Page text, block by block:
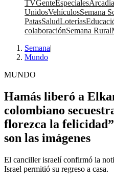
TVGenteEspecialesArcadia
UnidosVehículosSemana
PatasSaludLoterías
colaboraciónSemana Rural
Semana|
Mundo
MUNDO
Hamás liberó a
colombiano
florezca la
son las imágenes
El canciller israelí confirmó la
Israel permitió su regreso a casa.